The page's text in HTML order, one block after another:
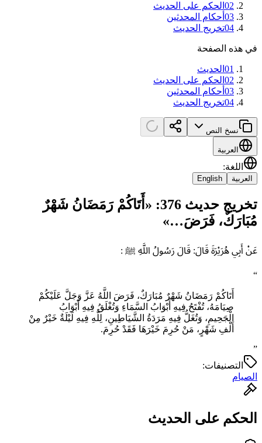
02 الحكم على الحديث
03 أحكام المحدثين
04تخريج الحديث
في هذه الصفحة
01 الحديث
02 الحكم على الحديث
03 أحكام المحدثين
04تخريج الحديث
نسخ النص
العربية
اللغة:
العربية English
تخريج حديث 376: «أَتَاكُمْ رَمَضَانُ شَهْرٌ
مُبَارَكٌ، فَرَضَ…»
عَنْ أَبِي هُرَيْرَةَ قَالَ: قَالَ رَسُولُ اللَّهِ ﷺ :
“
أَتَاكُمْ رَمَضَانُ شَهْرٌ مُبَارَكٌ، فَرَضَ اللَّهُ عَزَّ وَجَلَّ عَلَيْكُمْ
صِيَامَهُ، تُفْتَحُ فِيهِ أَبْوَابُ السَّمَاءِ وَتُغْلَقُ فِيهِ أَبْوَابُ
الْجَحِيمِ، وَتُغَلُّ فِيهِ مَرَدَةُ الشَّيَاطِينِ، لِلَّهِ فِيهِ لَيْلَةٌ خَيْرٌ مِنْ
أَلْفِ شَهْرٍ، مَنْ حُرِمَ خَيْرَهَا فَقَدْ حُرِمَ.
”
التصنيفات:
الصيام
الحكم على الحديث